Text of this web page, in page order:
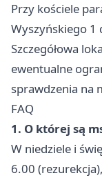
Przy kościele
Wyszyńskiego 1
Szczegółowa
ewentualne
sprawdzenia na
FAQ
1. O której są
W niedziele i
6.00